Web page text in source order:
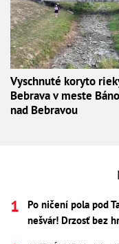
Vyschnuté koryto
Bebrava v meste
nad Bebravou
Po ničení pola pod
nešvár! Drzosť bez